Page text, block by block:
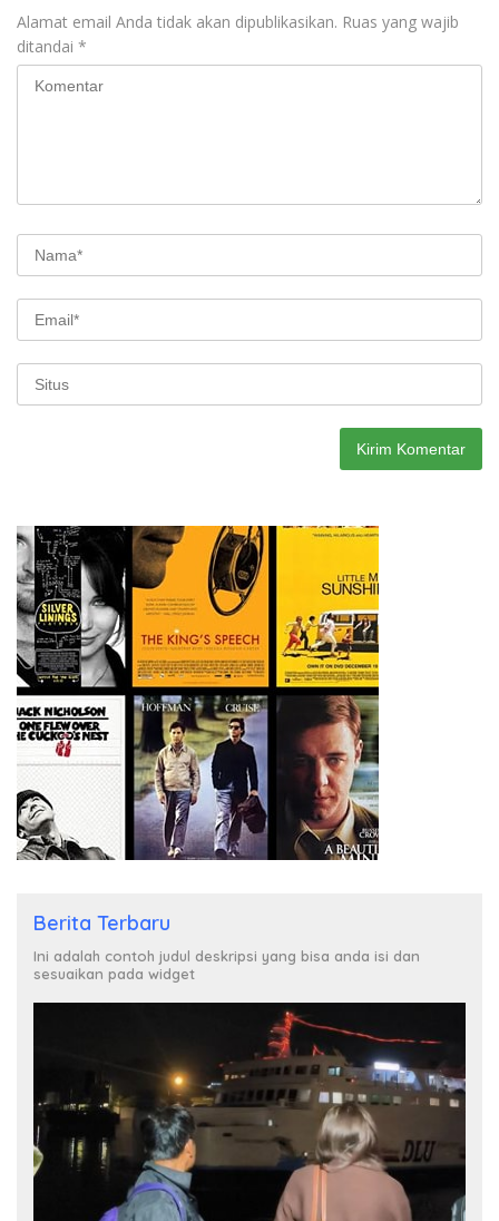
Alamat email Anda tidak akan dipublikasikan. Ruas yang wajib
ditandai *
Berita Terbaru
Ini adalah contoh judul deskripsi yang bisa anda isi dan
sesuaikan pada widget